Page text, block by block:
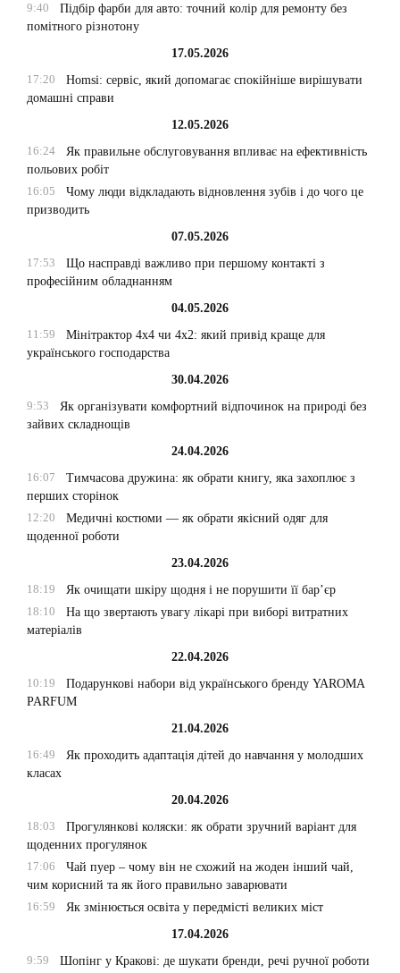
9:40
Підбір фарби для авто: точний колір для ремонту без
помітного різнотону
17.05.2026
17:20
Homsi: сервіс, який допомагає спокійніше вирішувати
домашні справи
12.05.2026
16:24
Як правильне обслуговування впливає на ефективність
польових робіт
16:05
Чому люди відкладають відновлення зубів і до чого це
призводить
07.05.2026
17:53
Що насправді важливо при першому контакті з
професійним обладнанням
04.05.2026
11:59
Мінітрактор 4х4 чи 4х2: який привід краще для
українського господарства
30.04.2026
9:53
Як організувати комфортний відпочинок на природі без
зайвих складнощів
24.04.2026
16:07
Тимчасова дружина: як обрати книгу, яка захоплює з
перших сторінок
12:20
Медичні костюми — як обрати якісний одяг для
щоденної роботи
23.04.2026
18:19
Як очищати шкіру щодня і не порушити її бар’єр
18:10
На що звертають увагу лікарі при виборі витратних
матеріалів
22.04.2026
10:19
Подарункові набори від українського бренду YAROMA
PARFUM
21.04.2026
16:49
Як проходить адаптація дітей до навчання у молодших
класах
20.04.2026
18:03
Прогулянкові коляски: як обрати зручний варіант для
щоденних прогулянок
17:06
Чай пуер – чому він не схожий на жоден інший чай,
чим корисний та як його правильно заварювати
16:59
Як змінюється освіта у передмісті великих міст
17.04.2026
9:59
Шопінг у Кракові: де шукати бренди, речі ручної роботи